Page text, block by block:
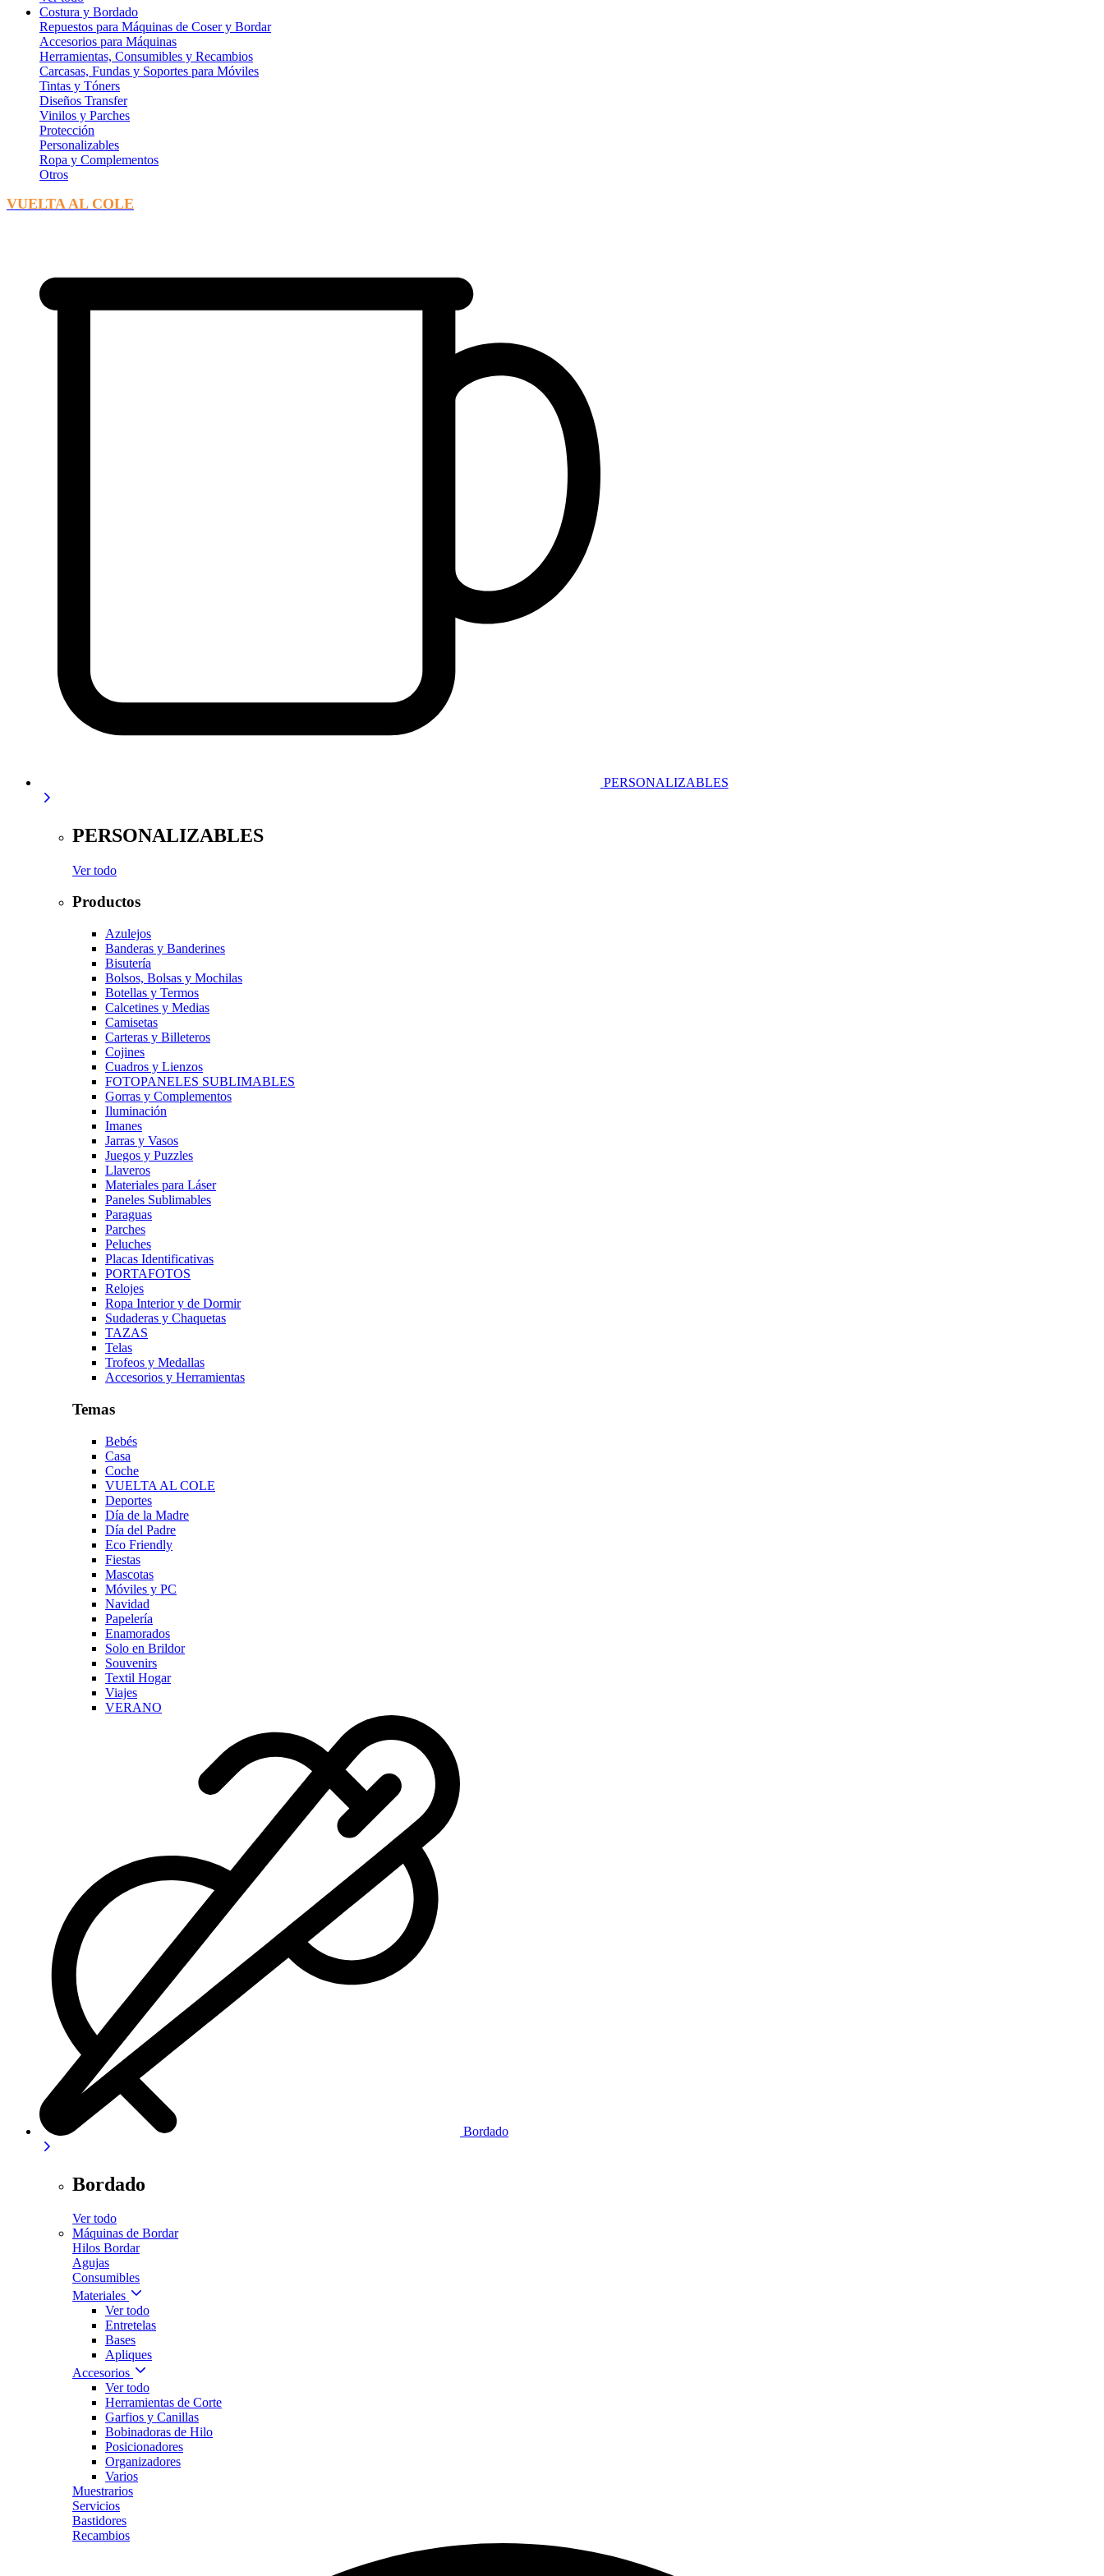
Costura y Bordado
Repuestos para Máquinas de Coser y Bordar
Accesorios para Máquinas
Herramientas, Consumibles y Recambios
Carcasas, Fundas y Soportes para Móviles
Tintas y Tóners
Diseños Transfer
Vinilos y Parches
Protección
Personalizables
Ropa y Complementos
Otros
VUELTA AL COLE
PERSONALIZABLES
PERSONALIZABLES
Ver todo
Productos
Azulejos
Banderas y Banderines
Bisutería
Bolsos, Bolsas y Mochilas
Botellas y Termos
Calcetines y Medias
Camisetas
Carteras y Billeteros
Cojines
Cuadros y Lienzos
FOTOPANELES SUBLIMABLES
Gorras y Complementos
Iluminación
Imanes
Jarras y Vasos
Juegos y Puzzles
Llaveros
Materiales para Láser
Paneles Sublimables
Paraguas
Parches
Peluches
Placas Identificativas
PORTAFOTOS
Relojes
Ropa Interior y de Dormir
Sudaderas y Chaquetas
TAZAS
Telas
Trofeos y Medallas
Accesorios y Herramientas
Temas
Bebés
Casa
Coche
VUELTA AL COLE
Deportes
Día de la Madre
Día del Padre
Eco Friendly
Fiestas
Mascotas
Móviles y PC
Navidad
Papelería
Enamorados
Solo en Brildor
Souvenirs
Textil Hogar
Viajes
VERANO
Bordado
Bordado
Ver todo
Máquinas de Bordar
Hilos Bordar
Agujas
Consumibles
Materiales
Ver todo
Entretelas
Bases
Apliques
Accesorios
Ver todo
Herramientas de Corte
Garfios y Canillas
Bobinadoras de Hilo
Posicionadores
Organizadores
Varios
Muestrarios
Servicios
Bastidores
Recambios